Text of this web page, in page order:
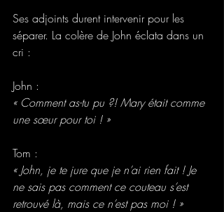
Ses adjoints durent intervenir pour les
séparer. La colère de John éclata dans un
cri :
John :
« Comment as-tu pu ?! Mary était comme
une sœur pour toi ! »
Tom :
« John, je te jure que je n’ai rien fait ! Je
ne sais pas comment ce couteau s’est
retrouvé là, mais ce n’est pas moi ! »